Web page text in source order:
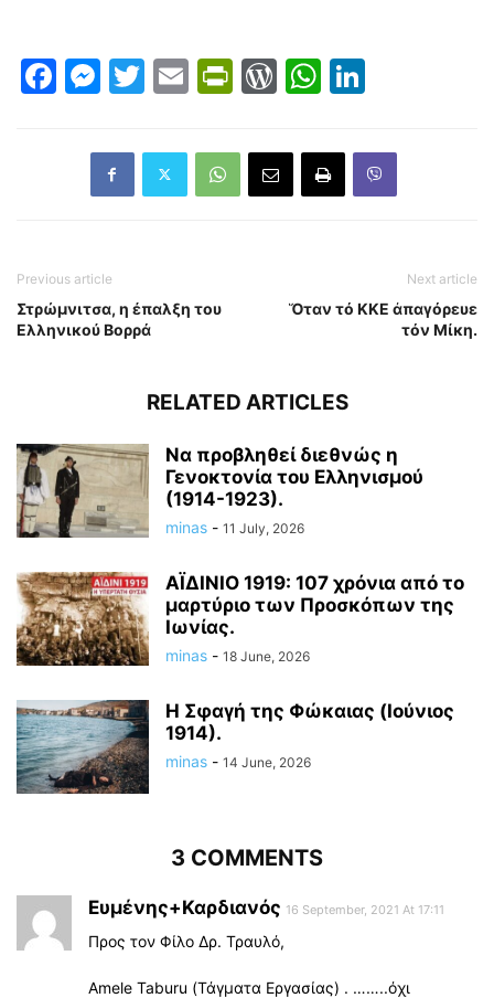
Facebook
Messenger
Twitter
EmailPrintFriendly
WordPress
WhatsApp
Previous article
Στρώμνιτσα, η έπαλξη του
Ελληνικού Βορρά
Next article
Ὅταν τό ΚΚΕ ἀπαγόρευε
τόν Μίκη.
RELATED ARTICLES
Να προβληθεί διεθνώς η
Γενοκτονία του Ελληνισμού
(1914-1923).
minas - 11 July, 2026
ΑΪΔΙΝΙΟ 1919: 107 χρόνια από το
μαρτύριο των Προσκόπων της
Ιωνίας.
minas - 18 June, 2026
Η Σφαγή της Φώκαιας (Ιούνιος
1914).
minas - 14 June, 2026
3 COMMENTS
Ευμένης+Καρδιανός 16 September, 2021 At 17:11
Προς τον Φίλο Δρ. Τραυλό,
Amele Taburu (Τάγματα Εργασίας) . ……..όχι